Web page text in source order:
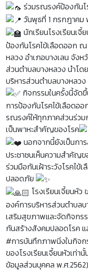
ร่วมรณรงค์ป้องกันโ
วันพุธที่ 1 กรกฎาคม
นักเรียนโรงเรียนเ
ป้องกันโรคไข้เลือดออก
หลวง อำเภอบางเลน จัง
ส่วนตำบลบางหลวง นำโ
บริหารส่วนตำบลบางหลวง
กิจกรรมในครั้งนี้จัดขึ้
การป้องกันโรคไข้เลือดอ
รณรงค์ให้ทุกภาคส่วนร่วม
เป็นพาหะสำคัญของโรค
นอกจากนี้ยังเป็นกา
ประชาชนเห็นความสำคัญ
ร่วมมือกันเฝ้าระวังโรคไ
ปลอดภัย
โรงเรียนเจี้ยนหั
องค์การบริหารส่วนตำบล
เสริมสุขภาพและจัดกิจกร
กันสร้างสังคมปลอดโรค แ
#การบันทึกภาพนิ่งในกิจก
ของโรงเรียนเจี้ยนหัวเท่า
ข้อมูลส่วนบุคคล พ.ศ.2562)